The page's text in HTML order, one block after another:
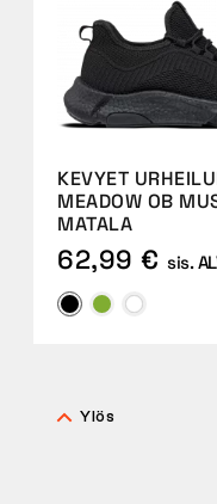
KEVYET
MEADOW OB
MATALA
62,99 € sis.
Ylös